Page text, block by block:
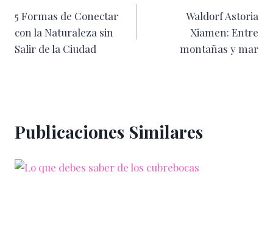
de
entradas
5 Formas de Conectar
con la Naturaleza sin
Salir de la Ciudad
Waldorf Astoria
Xiamen: Entre
montañas y mar
Publicaciones Similares